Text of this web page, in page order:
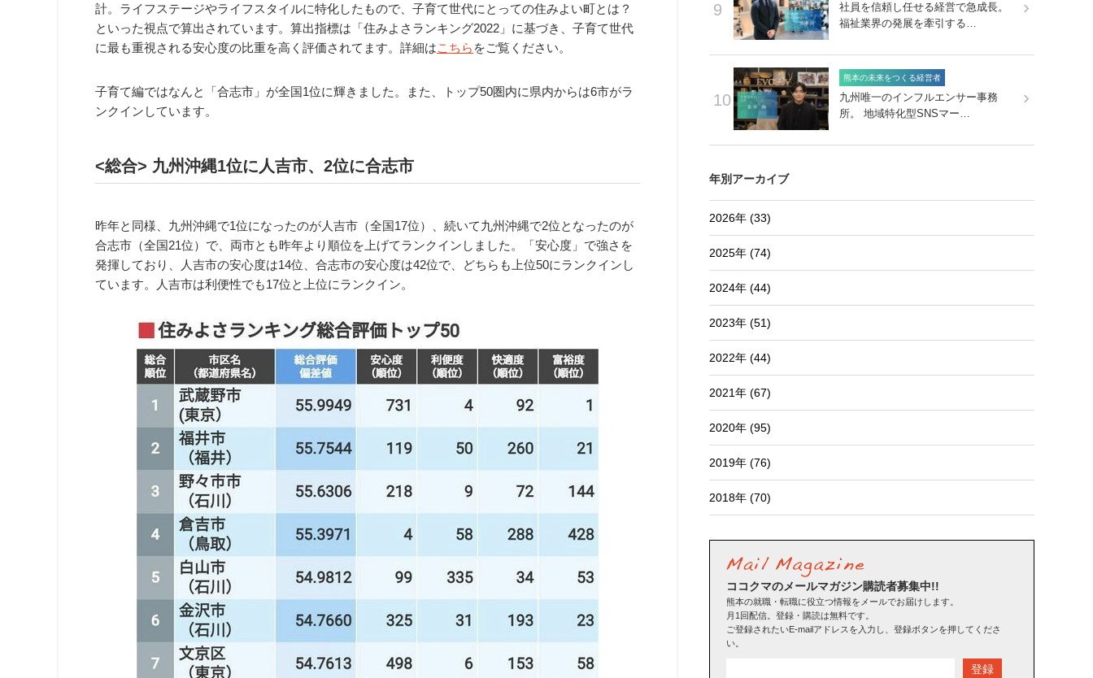
計。ライフステージやライフスタイルに特化したもので、子育て世代にとっての住みよい町とは？
といった視点で算出されています。算出指標は「住みよさランキング2022」に基づき、子育て世代
に最も重視される安心度の比重を高く評価されてます。詳細はこちら をご覧ください。
子育て編ではなんと「合志市」が全国1位に輝きました。また、トップ50圏内に県内からは6市がラ
ンクインしています。
<総合> 九州沖縄1位に人吉市、2位に合志市
昨年と同様、九州沖縄で1位になったのが人吉市（全国17位）、続いて九州沖縄で2位となったのが
合志市（全国21位）で、両市とも昨年より順位を上げてランクインしました。「安心度」で強さを
発揮しており、人吉市の安心度は14位、合志市の安心度は42位で、どちらも上位50にランクインし
ています。人吉市は利便性でも17位と上位にランクイン。
9
社員を信頼し任せる経営で急成長。
福祉業界の発展を牽引する…
10
熊本の未来をつくる経営者
九州唯一のインフルエンサー事務
所。 地域特化型SNSマー…
年別アーカイブ
2026年 (33)
2025年 (74)
2024年 (44)
2023年 (51)
2022年 (44)
2021年 (67)
2020年 (95)
2019年 (76)
2018年 (70)
ココクマのメールマガジン購読者募集中!!
熊本の就職・転職に役立つ情報をメールでお届けします。
月1回配信。登録・購読は無料です。
ご登録されたいE-mailアドレスを入力し、登録ボタンを押してくださ
い。
登録